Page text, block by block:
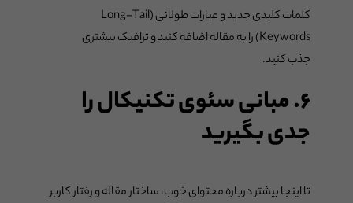
کلمات کلیدی جدید و عبارات طولانی (Long-Tail
Keywords) را به مقاله اضافه کنید و ترافیک بیشتری
جذب کنید.
۶. مبانی سئوی تکنیکال را
جدی بگیرید
تا اینجا بیشتر درباره محتوای خوب، ساختار مقاله و رفتار کاربر